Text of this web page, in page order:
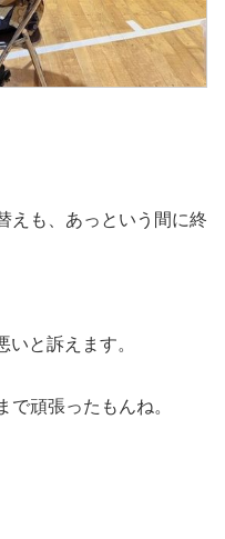
えも、あっという間に終
と訴えます。
で頑張ったもんね。